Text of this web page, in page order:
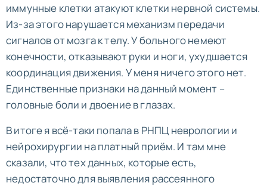
иммунные клетки атакуют клетки нервной системы.
Из-за этого нарушается механизм передачи
сигналов от мозга к телу. У больного немеют
конечности, отказывают руки и ноги, ухудшается
координация движения. У меня ничего этого нет.
Единственные признаки на данный момент –
головные боли и двоение в глазах.
В итоге я всё-таки попала в РНПЦ неврологии и
нейрохирургии на платный приём. И там мне
сказали, что тех данных, которые есть,
недостаточно для выявления рассеянного